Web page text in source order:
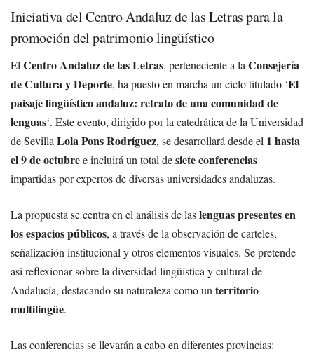
Iniciativa del Centro Andaluz de las Letras para la
promoción del patrimonio lingüístico
El Centro Andaluz de las Letras, perteneciente a la Consejería
de Cultura y Deporte, ha puesto en marcha un ciclo titulado ‘El
paisaje lingüístico andaluz: retrato de una comunidad de
lenguas‘. Este evento, dirigido por la catedrática de la Universidad
de Sevilla Lola Pons Rodríguez, se desarrollará desde el 1 hasta
el 9 de octubree incluirá un total desiete conferencias
impartidas por expertos de diversas universidades andaluzas.
La propuesta se centra en el análisis de laslenguas presentes en
los espacios públicos, a través de la observación de carteles,
señalización institucional y otros elementos visuales. Se pretende
así reflexionar sobre la diversidad lingüística y cultural de
Andalucía, destacando su naturaleza como un territorio
multilingüe.
Las conferencias se llevarán a cabo en diferentes provincias: